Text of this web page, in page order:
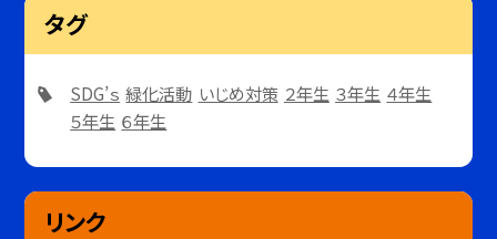
タグ
SDG’ｓ 緑化活動 いじめ対策 ２年生 ３年生 ４年生
５年生 ６年生
リンク